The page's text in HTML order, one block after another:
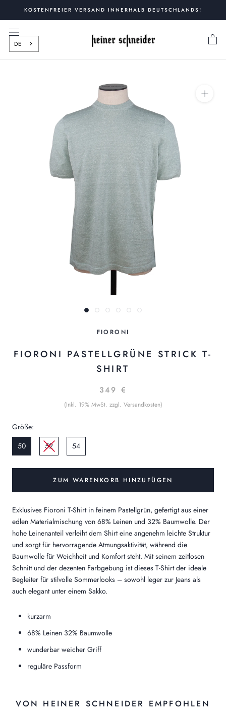
springen
KOSTENFREIER VERSAND INNERHALB DEUTSCHLANDS!
DE
FIORONI
FIORONI PASTELLGRÜNE STRICK T-
SHIRT
349 €
(Inkl. 19% MwSt. zzgl. Versandkosten)
Größe:
50
52 54
ZUM WARENKORB HINZUFÜGEN
Exklusives Fioroni T-Shirt in feinem Pastellgrün, gefertigt aus einer
edlen Materialmischung von 68% Leinen und 32% Baumwolle. Der
hohe Leinenanteil verleiht dem Shirt eine angenehm leichte Struktur
und sorgt für hervorragende Atmungsaktivität, während die
Baumwolle für Weichheit und Komfort steht. Mit seinem zeitlosen
Schnitt und der dezenten Farbgebung ist dieses T-Shirt der ideale
Begleiter für stilvolle Sommerlooks – sowohl leger zur Jeans als
auch elegant unter einem Sakko.
kurzarm
68% Leinen 32% Baumwolle
wunderbar weicher Griff
reguläre Passform
VON HEINER SCHNEIDER EMPFOHLEN